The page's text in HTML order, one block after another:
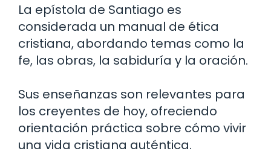
La epístola de Santiago es
considerada un manual de ética
cristiana, abordando temas como la
fe, las obras, la sabiduría y la oración.
Sus enseñanzas son relevantes para
los creyentes de hoy, ofreciendo
orientación práctica sobre cómo vivir
una vida cristiana auténtica.